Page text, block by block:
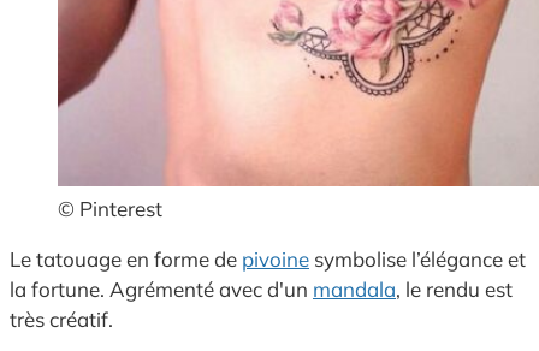
© Pinterest
Le tatouage en forme de pivoine symbolise l’élégance et
la fortune. Agrémenté avec d'un mandala, le rendu est
très créatif.